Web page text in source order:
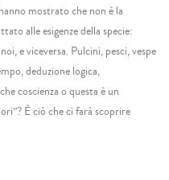
mostrato che non è la
alle esigenze della specie:
e viceversa. Pulcini, pesci, vespe
deduzione logica,
coscienza o questa è un
È ciò che ci farà scoprire